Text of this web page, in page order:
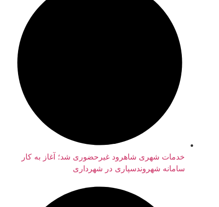
خدمات شهری شاهرود غیرحضوری شد؛ آغاز به کار
سامانه شهروندسپاری در شهرداری